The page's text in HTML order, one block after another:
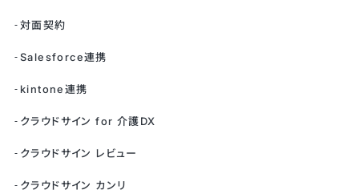
対面契約
Salesforce連携
kintone連携
クラウドサイン for 介護DX
クラウドサイン レビュー
クラウドサイン カンリ